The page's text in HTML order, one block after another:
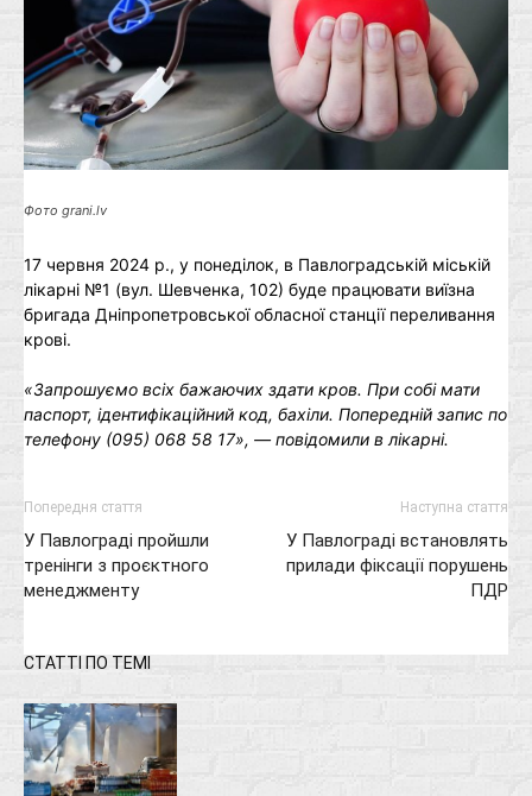
Фото grani.lv
17 червня 2024 р., у понеділок, в Павлоградській міській
лікарні №1 (вул. Шевченка, 102) буде працювати виїзна
бригада Дніпропетровської обласної станції переливання
крові.
«Запрошуємо всіх бажаючих здати кров. При собі мати
паспорт, ідентифікаційний код, бахіли. Попередній запис по
телефону (095) 068 58 17», ― повідомили в лікарні.
Попередня стаття
У Павлограді пройшли
тренінги з проєктного
менеджменту
Наступна стаття
У Павлограді встановлять
прилади фіксації порушень
ПДР
СТАТТІ ПО ТЕМІ